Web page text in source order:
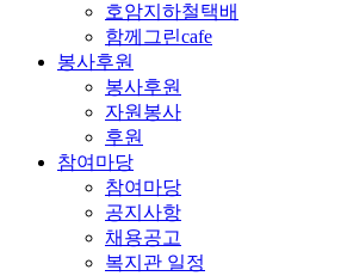
호암지하철택배
함께그린cafe
봉사후원
봉사후원
자원봉사
후원
참여마당
참여마당
공지사항
채용공고
복지관 일정